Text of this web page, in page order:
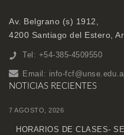
Av. Belgrano (s) 1912,
4200 Santiago del Estero,
Tel: +54-385-4509550
Email: info-
NOTICIAS RECIENTES
7 AGOSTO, 2026
HORARIOS DE CLASES-